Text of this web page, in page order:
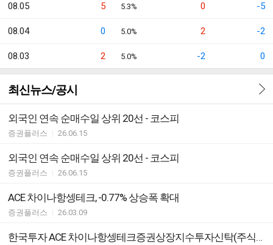
08.05 5 5.3% 0 -5
08.04 0 5.0% 2 -2
08.03 2 5.0% -2 0
최신뉴스/공시
외국인 연속 순매수일 상위 20선 - 코스피
증권플러스 26.06.15
외국인 연속 순매수일 상위 20선 - 코스피
증권플러스 26.06.15
ACE 차이나항셍테크, -0.77% 상승폭 확대
증권플러스 26.03.09
한국투자 ACE 차이나항셍테크증권상장지수투자신탁(주식) ETF지정참가회사(AP)추가ㆍ해지ㆍ변경안내